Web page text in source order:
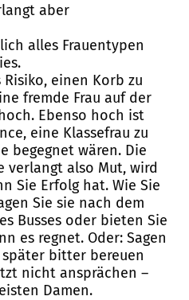
aber
alles Frauentypen
Risiko, einen Korb zu
fremde Frau auf der
Ebenso hoch ist
eine Klassefrau zu
begegnet wären. Die
verlangt also Mut, wird
Sie Erfolg hat. Wie Sie
Sie sie nach dem
Busses oder bieten Sie
es regnet. Oder: Sagen
später bitter bereuen
nicht ansprächen –
Damen.